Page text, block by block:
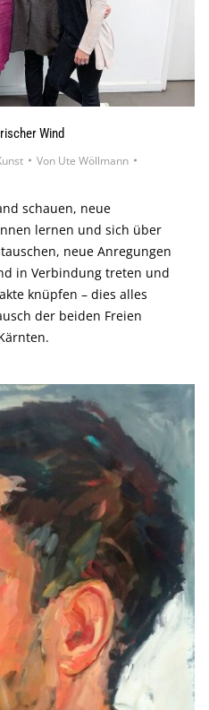
Wind
Von Ute Wöllmann
schauen, neue
lernen und sich über
neue Anregungen
in Verbindung treten und
knüpfen – dies alles
der beiden Freien